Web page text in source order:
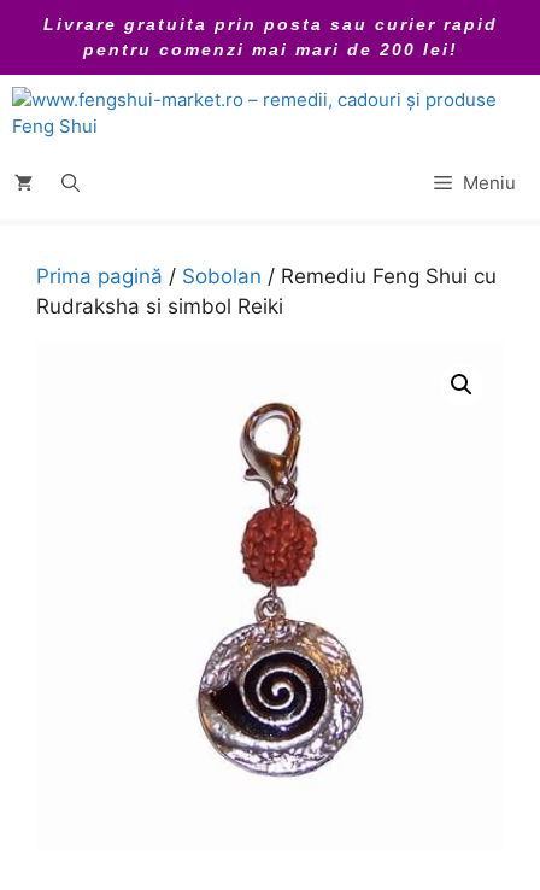
conținut
Livrare gratuita prin posta sau curier rapid
pentru comenzi mai mari de 200 lei!
Meniu
Prima pagină / Sobolan / Remediu Feng Shui cu
Rudraksha si simbol Reiki